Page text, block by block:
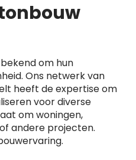
om hun
Ons netwerk van
heeft de expertise om
voor diverse
om woningen,
andere projecten.